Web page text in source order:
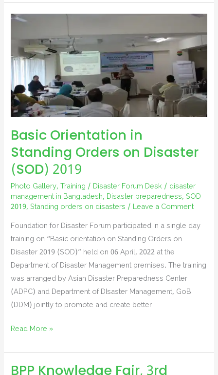
জোয়ারের
পানিতে
দেশের
কয়েকটি
এলাকা
Basic Orientation in
Standing Orders on Disaster
(SOD) 2019
Photo Gallery, Training / Disaster Forum Desk / disaster
management in Bangladesh, Disaster preparedness,SOD
2019,Standing orders on disasters / Leave a Comment
Foundation for Disaster Forum participated in a single day
training on “Basic orientation on Standing Orders on
Disaster 2019 (SOD)” held on 06 April, 2022 at the
Department of Disaster Management premises. The training
was arranged by Asian Disaster Preparedness Center
(ADPC) and Department of DIsaster Management, GoB
(DDM) jointly to promote and create better
Basic
in
Standing
Read More »